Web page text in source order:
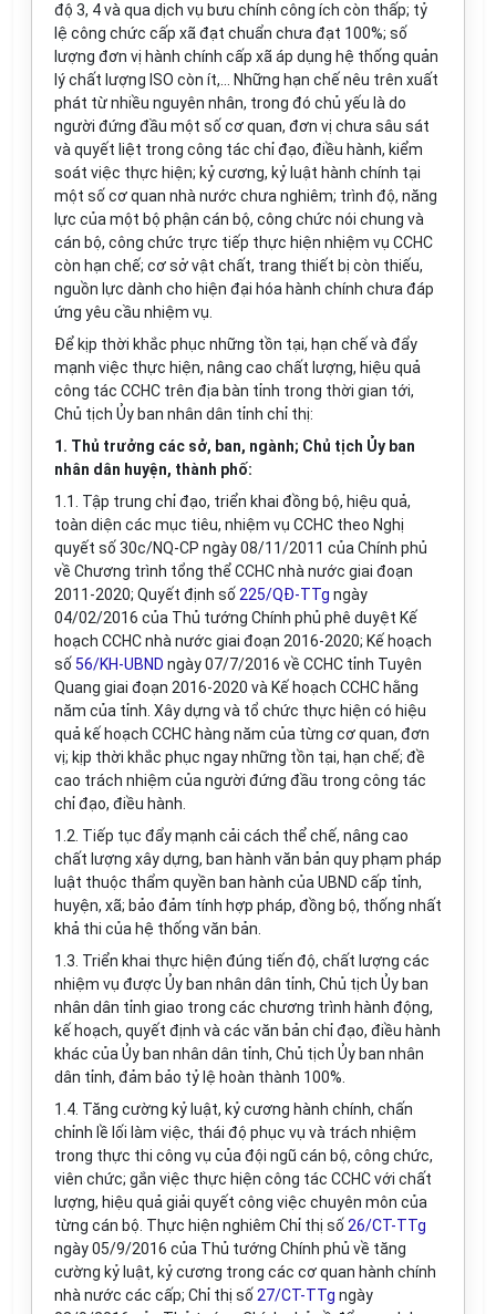
độ 3, 4 và qua dịch vụ bưu chính công ích còn thấp; tỷ
lệ công chức cấp xã đạt chuẩn chưa đạt 100%; số
lượng đơn vị hành chính cấp xã áp dụng hệ thống quản
lý chất lượng ISO còn ít,...
Những hạn chế nêu trên xuất
phát từ nhiều nguyên nhân, trong đó chủ yếu là do
người đứng đầu một số cơ quan, đơn vị chưa sâu sát
và quyết liệt trong công tác chỉ đạo, điều hành, kiểm
soát việc thực hiện; kỷ cương, kỷ luật hành chính tại
một số cơ quan nhà nước chưa nghiêm; trình độ, năng
lực của một bộ phận cán bộ, công chức nói chung và
cán bộ, công chức trực tiếp thực hiện nhiệm vụ CCHC
còn hạn chế; cơ sở vật chất, trang thiết bị còn thiếu,
nguồn lực dành cho hiện đại hóa hành chính chưa đáp
ứng yêu cầu nhiệm vụ.
Để kịp thời khắc phục những tồn tại, hạn chế và đẩy
mạnh việc thực hiện, nâng cao chất lượng, hiệu quả
công tác CCHC trên địa bàn tỉnh trong thời gian tới,
Chủ tịch Ủy ban nhân dân tỉnh chỉ thị:
1. Thủ trưởng các sở, ban, ngành; Chủ tịch Ủy ban
nhân dân huyện, thành phố:
1.1.
Tập trung chỉ đạo, triển khai đồng bộ, hiệu quả,
toàn diện các mục tiêu, nhiệm vụ CCHC theo Nghị
quyết số 30c/NQ-CP ngày 08/11/2011 của Chính phủ
về Chương trình tổng thể CCHC nhà nước giai đoạn
2011-2020; Quyết định số 225/QĐ-TTg ngày
04/02/2016 của Thủ tướng Chính phủ phê duyệt Kế
hoạch CCHC nhà nước giai đoạn 2016-2020; Kế hoạch
số 56/KH-UBND ngày 07/7/2016 về CCHC tỉnh Tuyên
Quang giai đoạn 2016-2020 và Kế hoạch CCHC hằng
năm của tỉnh . Xây dựng và tổ chức thực hiện có hiệu
quả kế hoạch CCHC hàng năm của từng cơ quan, đơn
vị; kịp thời khắc phục ngay những tồn tại, hạn chế; đề
cao trách nhiệm của người đứng đầu trong công tác
chỉ đạo, điều hành.
1.2. Tiếp tục đẩy mạnh cải cách thể chế, nâng cao
chất lượng xây dựng, ban hành văn bản quy phạm pháp
luật thuộc thẩm quyền ban hành của UBND cấp tỉnh,
huyện, xã; bảo đảm tính hợp pháp, đồng bộ, thống nhất
khả thi của hệ thống văn bản.
1.3. Triển khai thực hiện đúng tiến độ, chất lượng các
nhiệm vụ được Ủy ban nhân dân tỉnh, Chủ tịch Ủy ban
nhân dân tỉnh giao trong các chương trình hành động,
kế hoạch, quyết định và các văn bản chỉ đạo, điều hành
khác của Ủy ban nhân dân tỉnh, Chủ tịch Ủy ban nhân
dân tỉnh, đảm bảo tỷ lệ hoàn thành 100%.
1.4. Tăng cường kỷ luật, kỷ cương hành chính, chấn
chỉnh lề lối làm việc, thái độ phục vụ và trách nhiệm
trong thực thi công vụ của đội ngũ cán bộ, công chức,
viên chức; gắn việc thực hiện công tác CCHC với chất
lượng, hiệu quả giải quyết công việc chuyên môn của
từng cán bộ. Thực hiện nghiêm Chỉ thị số 26/CT-TTg
ngày 05/9/2016 của Thủ tướng Chính phủ về tăng
cường kỷ luật, kỷ cương trong các cơ quan hành chính
nhà nước các cấp; Chỉ thị số 27/CT-TTg ngày